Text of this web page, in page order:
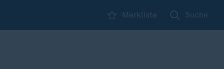
Merkliste Suche